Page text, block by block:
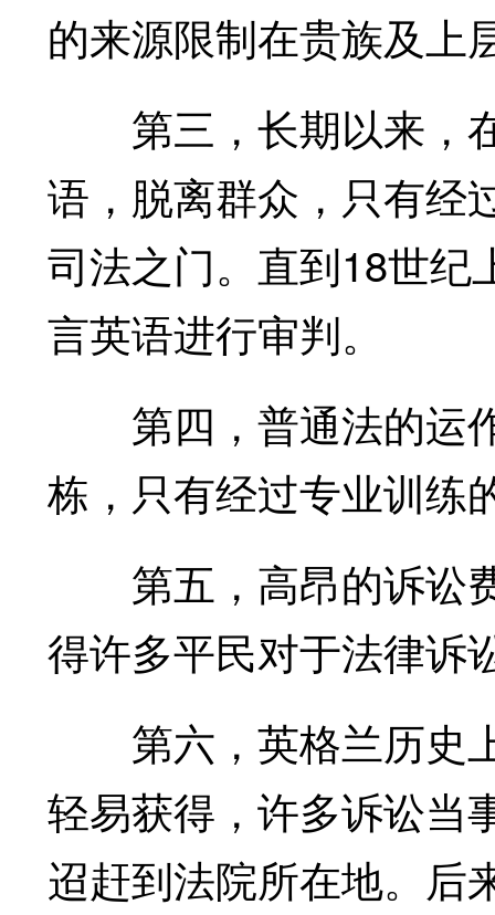
的来源限制在贵族及上
第三，长期以来，
语，脱离群众，只有经
司法之门。直到18世纪
言英语进行审判。
第四，普通法的运
栋，只有经过专业训练
第五，高昂的诉讼
得许多平民对于法律诉
第六，英格兰历史
轻易获得，许多诉讼当
迢赶到法院所在地。后